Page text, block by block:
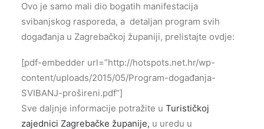
Ovo je samo mali dio bogatih manifestacija
svibanjskog rasporeda, a detaljan program svih
događanja u Zagrebačkoj županiji, prelistajte ovdje:
[pdf-embedder url=”http://hotspots.net.hr/wp-
content/uploads/2015/05/Program-događanja-
SVIBANJ-prošireni.pdf”]
Sve daljnje informacije potražite u Turističkoj
zajednici Zagrebačke županije, u uredu u